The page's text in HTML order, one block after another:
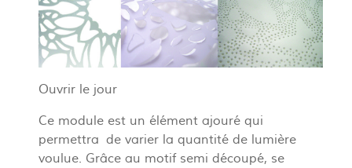
Ouvrir le jour
Ce module est un élément ajouré qui
permettra de varier la quantité de lumière
voulue. Grâce au motif semi découpé, se